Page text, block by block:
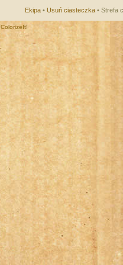
Ekipa • Usuń ciasteczka • Strefa
ColorizeIt!